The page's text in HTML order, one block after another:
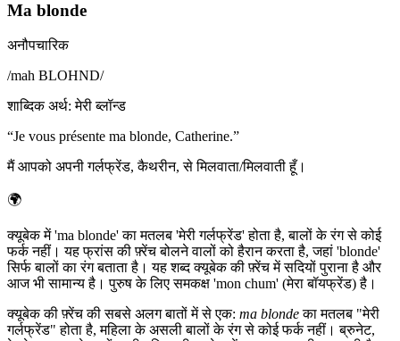
Ma blonde
अनौपचारिक
/mah BLOHND/
शाब्दिक अर्थ: मेरी ब्लॉन्ड
“Je vous présente ma blonde, Catherine.”
मैं आपको अपनी गर्लफ्रेंड, कैथरीन, से मिलवाता/मिलवाती हूँ।
🌍
क्यूबेक में 'ma blonde' का मतलब 'मेरी गर्लफ्रेंड' होता है, बालों के रंग से कोई
फर्क नहीं। यह फ्रांस की फ़्रेंच बोलने वालों को हैरान करता है, जहां 'blonde'
सिर्फ बालों का रंग बताता है। यह शब्द क्यूबेक की फ़्रेंच में सदियों पुराना है और
आज भी सामान्य है। पुरुष के लिए समकक्ष 'mon chum' (मेरा बॉयफ्रेंड) है।
क्यूबेक की फ़्रेंच की सबसे अलग बातों में से एक: ma blondeका मतलब "मेरी
गर्लफ्रेंड" होता है, महिला के असली बालों के रंग से कोई फर्क नहीं। ब्रुनेट,